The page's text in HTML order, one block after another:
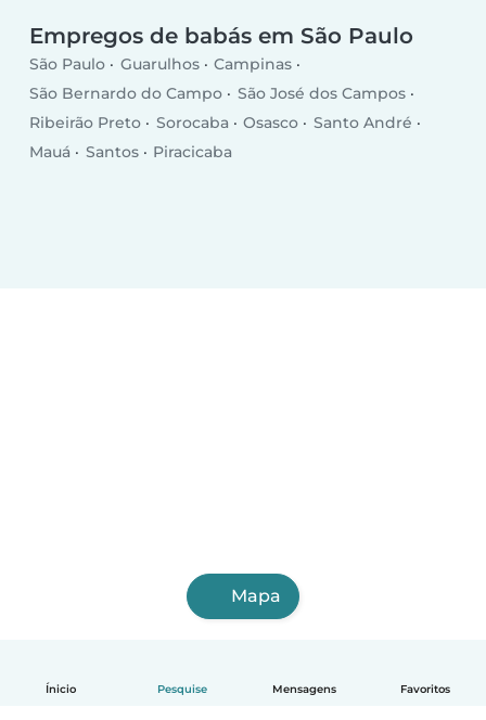
Ínicio Pesquise Mensagens Favoritos
Empregos de babás em São Paulo
São Paulo Guarulhos
Campinas
São Bernardo do Campo
São José dos Campos
Ribeirão Preto
Sorocaba Osasco
Santo André
Mauá
Santos Piracicaba
Mapa